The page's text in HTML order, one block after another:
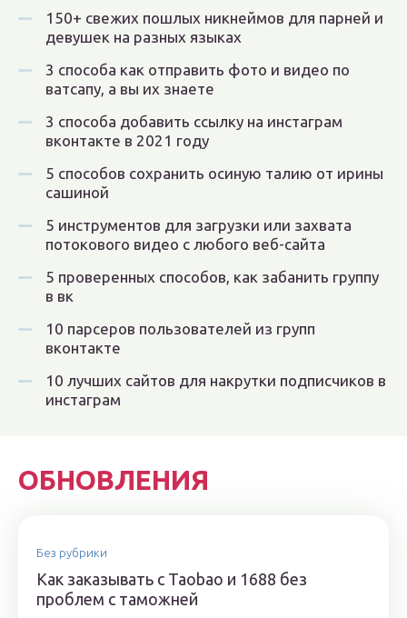
150+ свежих пошлых никнеймов для парней и
девушек на разных языках
3 способа как отправить фото и видео по
ватсапу, а вы их знаете
3 способа добавить ссылку на инстаграм
вконтакте в 2021 году
5 способов сохранить осиную талию от ирины
сашиной
5 инструментов для загрузки или захвата
потокового видео с любого веб-сайта
5 проверенных способов, как забанить группу
в вк
10 парсеров пользователей из групп
вконтакте
10 лучших сайтов для накрутки подписчиков в
инстаграм
ОБНОВЛЕНИЯ
Без рубрики
Как заказывать с Taobao и 1688 без
проблем с таможней